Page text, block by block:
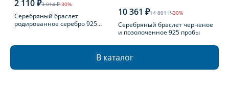
2 110 ₽3 014 ₽-30%
Серебряный браслет
родированное серебро 925
10 361 ₽14 801 ₽-30%
Серебряный браслет черненое
и позолоченное 925 пробы
В каталог